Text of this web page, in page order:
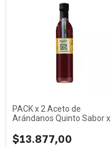
PACK x 2 Aceto de
Arándanos Quinto Sabor x
$13.877,00